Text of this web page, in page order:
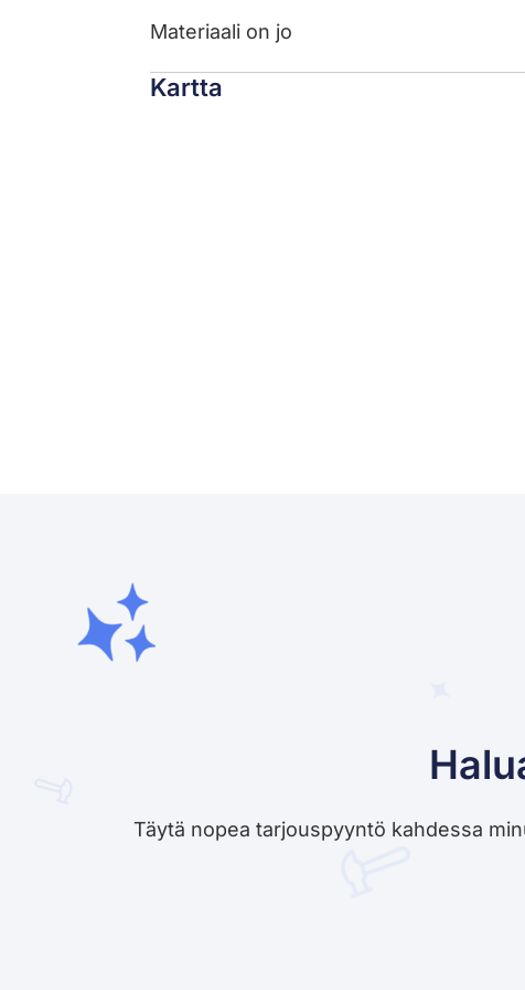
Materiaali on jo
Kartta
Täytä nopea tarjouspyyntö kahdessa